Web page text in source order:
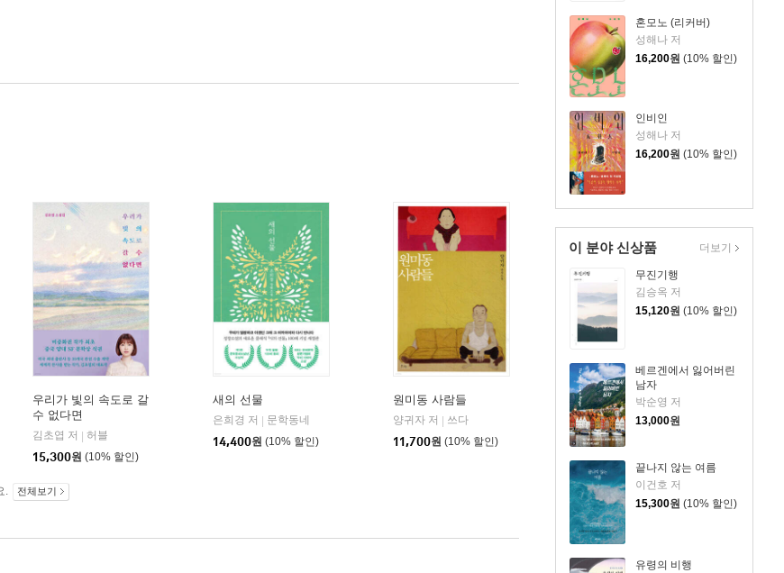
혼모노 (리커버)
성해나 저
16,200원 (10% 할인)
인비인
성해나 저
16,200원 (10% 할인)
이 분야 신상품
무진기행
김승옥 저
15,120원 (10% 할인)
베르겐에서 잃어버린
남자
박순영 저
13,000원
끝나지 않는 여름
이건호 저
15,300원 (10% 할인)
유령의 비행
더보기
우리가 빛의 속도로 갈
수 없다면
김초엽 저
허블
15,300원 (10% 할인)
새의 선물
은희경 저
문학동네
14,400원 (10% 할인)
원미동 사람들
양귀자 저
쓰다
11,700원 (10% 할인)
. 전체보기